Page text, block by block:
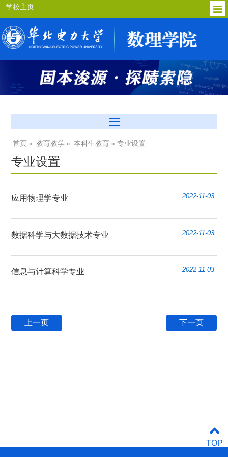
学校主页
首页 » 教育教学 » 本科生教育 » 专业设置
专业设置
2022-11-03
应用物理学专业
2022-11-03
数据科学与大数据技术专业
2022-11-03
信息与计算科学专业
上一页 下一页
TOP